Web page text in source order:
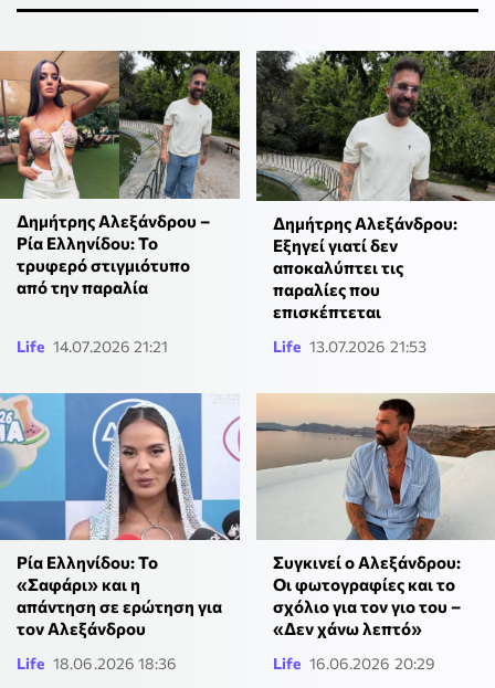
Δημήτρης Αλεξάνδρου –
Ρία Ελληνίδου: Το
τρυφερό στιγμιότυπο
από την παραλία
Life 14.07.2026 21:21
Δημήτρης Αλεξάνδρου:
Εξηγεί γιατί δεν
αποκαλύπτει τις
παραλίες που
επισκέπτεται
Life 13.07.2026 21:53
Ρία Ελληνίδου: Το
«Σαφάρι» και η
απάντηση σε ερώτηση για
τον Αλεξάνδρου
Life 18.06.2026 18:36
Συγκινεί ο Αλεξάνδρου:
Οι φωτογραφίες και το
σχόλιο για τον γιο του –
«Δεν χάνω λεπτό»
Life 16.06.2026 20:29